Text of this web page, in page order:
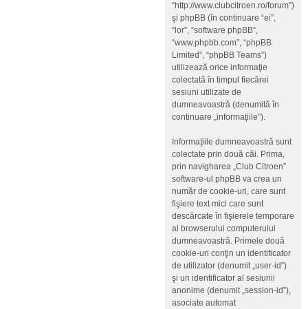
“http://www.clubcitroen.ro/forum”)
şi phpBB (în continuare “ei”,
“lor”, “software phpBB”,
“www.phpbb.com”, “phpBB
Limited”, “phpBB Teams”)
utilizează orice informaţie
colectată în timpul fiecărei
sesiuni utilizate de
dumneavoastră (denumită în
continuare „informaţiile”).
Informaţiile dumneavoastră sunt
colectate prin două căi. Prima,
prin navigharea „Club Citroen”
software-ul phpBB va crea un
număr de cookie-uri, care sunt
fişiere text mici care sunt
descărcate în fişierele temporare
al browserului computerului
dumneavoastră. Primele două
cookie-uri conţin un identificator
de utilizator (denumit „user-id”)
şi un identificator al sesiunii
anonime (denumit „session-id”),
asociate automat